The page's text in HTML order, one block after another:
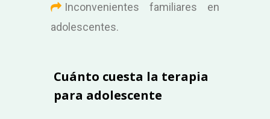
Inconvenientes familiares en
adolescentes.
Cuánto cuesta la terapia
para adolescente